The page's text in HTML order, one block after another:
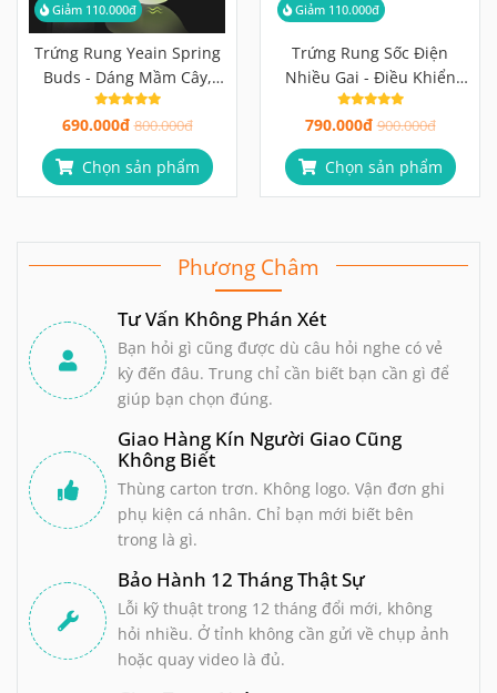
Giảm 110.000đ
Trứng Rung Yeain Spring
Buds - Dáng Mầm Cây,
Điều Khiển App
690.000đ 800.000đ
Chọn sản phẩm
Giảm 110.000đ
Trứng Rung Sốc Điện
Nhiều Gai - Điều Khiển
Qua App
790.000đ 900.000đ
Chọn sản phẩm
Phương Châm
Tư Vấn Không Phán Xét
Bạn hỏi gì cũng được dù câu hỏi nghe có vẻ
kỳ đến đâu. Trung chỉ cần biết bạn cần gì để
giúp bạn chọn đúng.
Giao Hàng Kín Người Giao Cũng
Không Biết
Thùng carton trơn. Không logo. Vận đơn ghi
phụ kiện cá nhân. Chỉ bạn mới biết bên
trong là gì.
Bảo Hành 12 Tháng Thật Sự
Lỗi kỹ thuật trong 12 tháng đổi mới, không
hỏi nhiều. Ở tỉnh không cần gửi về chụp ảnh
hoặc quay video là đủ.